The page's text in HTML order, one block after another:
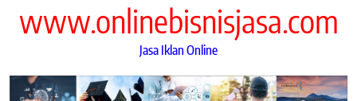
www.onlinebisnisjasa.com
Jasa Iklan Online